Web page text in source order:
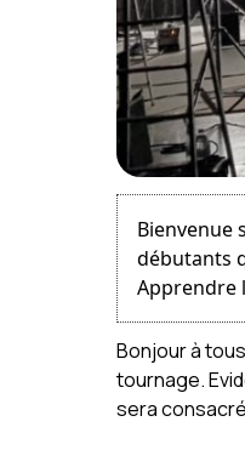
August 26,
Bienvenue
débutants
Apprendre
Bonjour à
tournage.
sera